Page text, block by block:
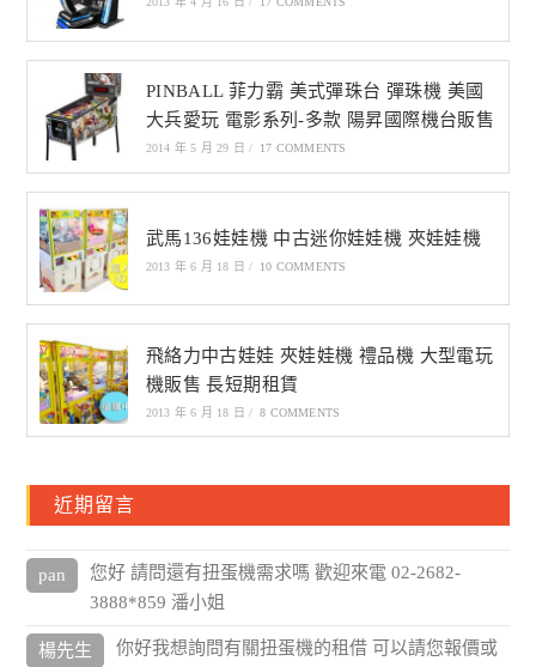
PINBALL 菲力霸 美式彈珠台 彈珠機 美國
大兵愛玩 電影系列-多款 陽昇國際機台販售
2014 年 5 月 29 日 / 17 COMMENTS
武馬136娃娃機 中古迷你娃娃機 夾娃娃機
2013 年 6 月 18 日 / 10 COMMENTS
飛絡力中古娃娃 夾娃娃機 禮品機 大型電玩
機販售 長短期租賃
2013 年 6 月 18 日 / 8 COMMENTS
近期留言
pan
您好 請問還有扭蛋機需求嗎 歡迎來電 02-2682-
3888*859 潘小姐
楊先生
你好我想詢問有關扭蛋機的租借 可以請您報價或